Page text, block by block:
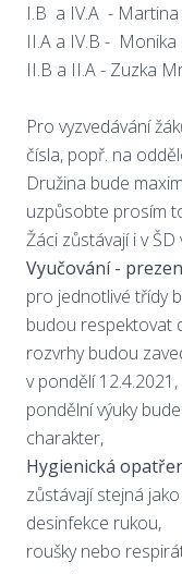
I.B a IV.A -
II.A a IV.B -
II.B a II.A - Zuzka
Pro vyzvedávání
čísla, popř. na
Družina bude
uzpůsobte prosím
Žáci zůstávají i v
Vyučování -
pro jednotlivé třídy
budou respektovat
rozvrhy budou
v pondělí 12.4.2021,
pondělní výuky
charakter,
Hygienická
zůstávají stejná
desinfekce rukou,
roušky nebo